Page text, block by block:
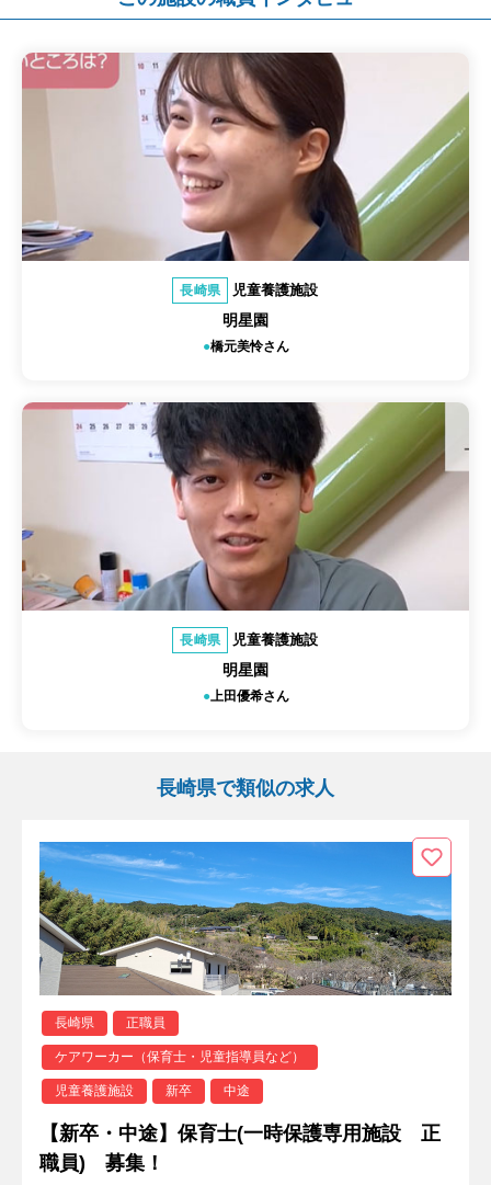
長崎県 児童養護施設
明星園
橋元美怜さん
長崎県 児童養護施設
明星園
上田優希さん
長崎県で類似の求人
長崎県 正職員
ケアワーカー（保育士・児童指導員など）
児童養護施設 新卒 中途
【新卒・中途】保育士(一時保護専用施設 正
職員) 募集！